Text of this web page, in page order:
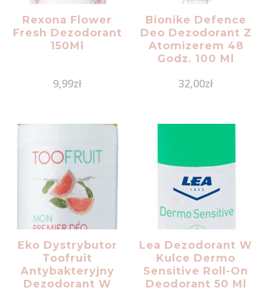
Rexona Flower
Fresh Dezodorant
150Ml
9,99zł
Bionike Defence
Deo Dezodorant Z
Atomizerem 48
Godz. 100 Ml
32,00zł
Eko Dystrybutor
Toofruit
Antybakteryjny
Dezodorant W
Lea Dezodorant W
Kulce Dermo
Sensitive Roll-On
Deodorant 50 Ml